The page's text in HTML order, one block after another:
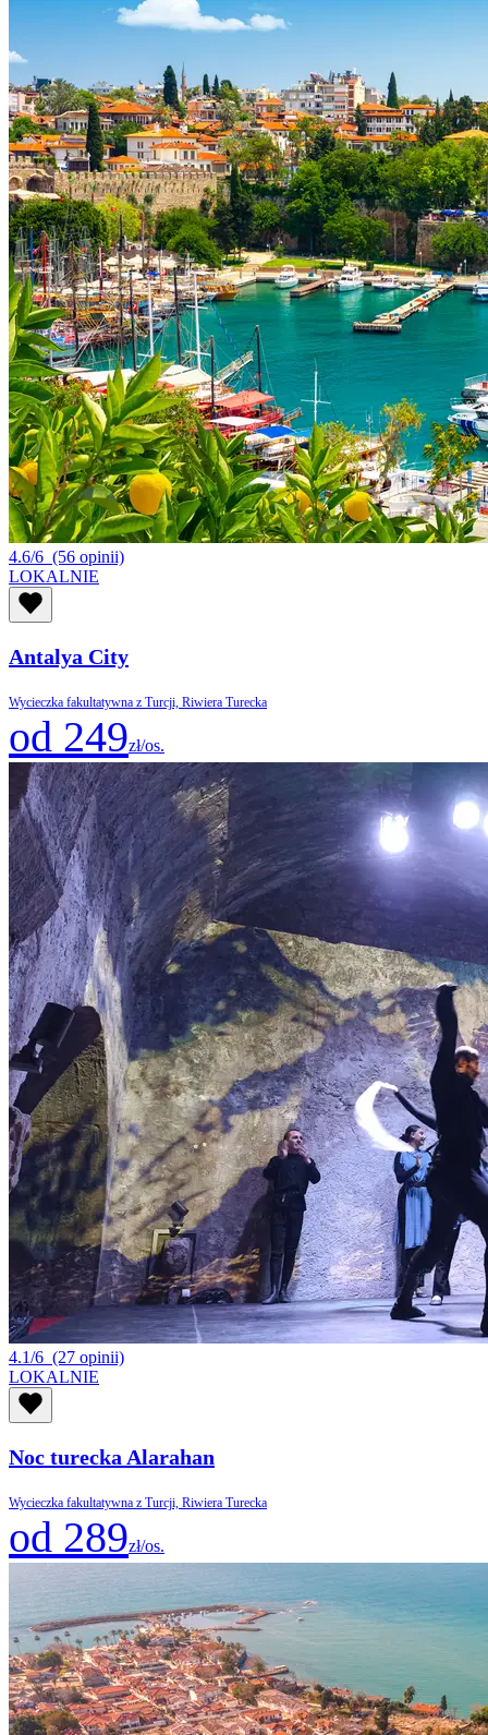
4.6/6 (56 opinii)
LOKALNIE
Antalya City
Wycieczka fakultatywna z Turcji, Riwiera Turecka
od 249zł/os.
4.1/6 (27 opinii)
LOKALNIE
Noc turecka Alarahan
Wycieczka fakultatywna z Turcji, Riwiera Turecka
od 289zł/os.